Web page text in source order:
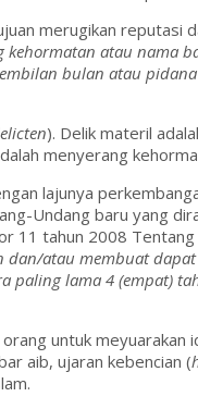
merugikan reputasi
kehormatan atau nama
bulan atau
). Delik materil
menyerang
lajunya
Undang baru yang
11 tahun 2008
atau membuat
lama 4 (empat)
untuk meyuarakan
aib, ujaran kebencian (